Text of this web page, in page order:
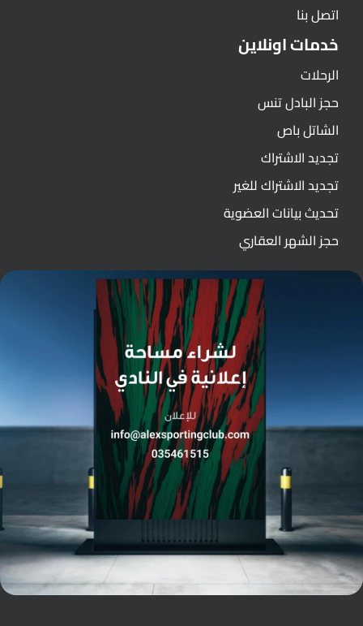
اتصل بنا
خدمات اونلاين
الرحلات
حجز البادل تنس
الشاتل باص
تجديد الاشتراك
تجديد الاشتراك للغير
تحديث بيانات العضوية
حجز الشهر العقاري